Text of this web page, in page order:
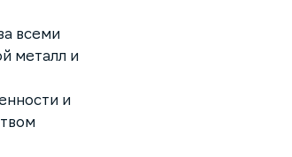
всеми
металл и
и